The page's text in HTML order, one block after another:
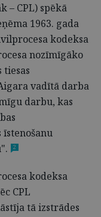
– CPL) spēkā
1963. gada
kodeksa
nozīmīgāko
tiesas
vadītā darba
darbu, kas
2
kodeksa
CPL
tā izstrādes